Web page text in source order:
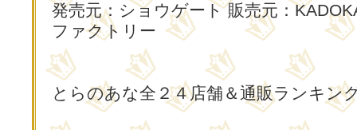
発売元：ショウゲート 販売元：
ファクトリー
とらのあな全２４店舗＆通販ランキ